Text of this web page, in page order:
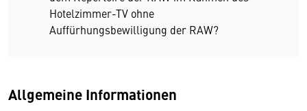
Hotelzimmer-TV ohne
Auffürhungsbewilligung der RAW?
Allgemeine Informationen